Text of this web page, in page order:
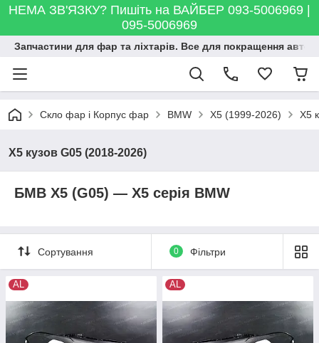
НЕМА ЗВ'ЯЗКУ? Пишіть на ВАЙБЕР 093-5006969 |
095-5006969
Запчастини для фар та ліхтарів. Все для покращення
Скло фар і Корпус фар BMW X5 (1999-2026) X5
X5 кузов G05 (2018-2026)
БМВ X5 (G05) — X5 серія BMW
Сортування 0 Фільтри
AL AL